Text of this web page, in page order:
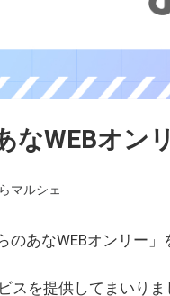
なWEBオ
マルシェ
のあなWEBオンリー
スを提供してまいり